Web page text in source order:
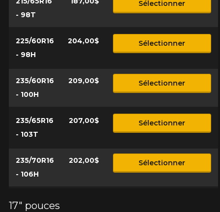
- 98T
Sélectionner
225/60R16
- 98H
204,00$ Sélectionner
235/60R16
- 100H
209,00$ Sélectionner
235/65R16
- 103T
207,00$ Sélectionner
235/70R16
- 106H
202,00$ Sélectionner
17" pouces